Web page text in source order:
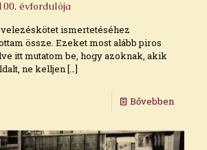
évfordulója
ismertetéséhez
össze. Ezeket most alább piros
itt mutatom be, hogy azoknak, akik
ne kelljen […]
Bővebben